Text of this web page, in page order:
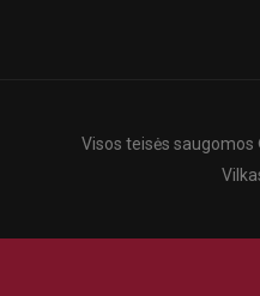
Visos teisės saugomos